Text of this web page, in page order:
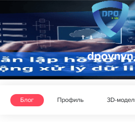
dpovnvn
Блог Профиль 3D-